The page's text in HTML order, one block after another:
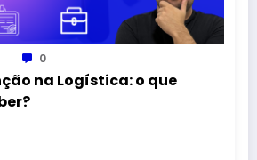
0
na Logística: o que